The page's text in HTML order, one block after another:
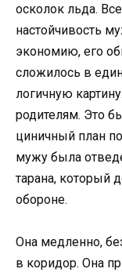
осколок льда.
настойчивость
экономию, его
сложилось в
логичную
родителям. Это
циничный план
мужу была
тарана, который
обороне.
Она медленно,
в коридор. Она